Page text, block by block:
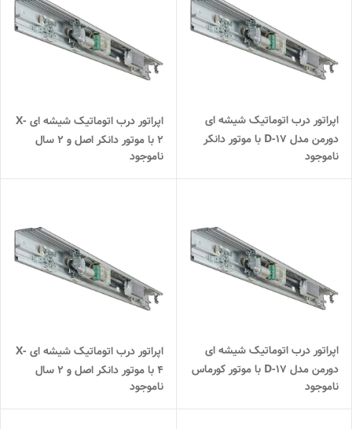
اپراتور درب اتوماتیک شیشه ای
دورمن مدل D-17 با موتور دانکر
اصل و دوسال گارانتی بی قید و
شرط
ناموجود
اپراتور درب اتوماتیک شیشه ای X-
2 با موتور دانکر اصل و ۲ سال
گارانتی بی قید و شرط
ناموجود
اپراتور درب اتوماتیک شیشه ای
دورمن مدل D-17 با موتور کورماس
دوسال گارانتی بی قید و شرط
ناموجود
اپراتور درب اتوماتیک شیشه ای X-
4 با موتور دانکر اصل و ۲ سال
گارانتی بی قید و شرط
ناموجود